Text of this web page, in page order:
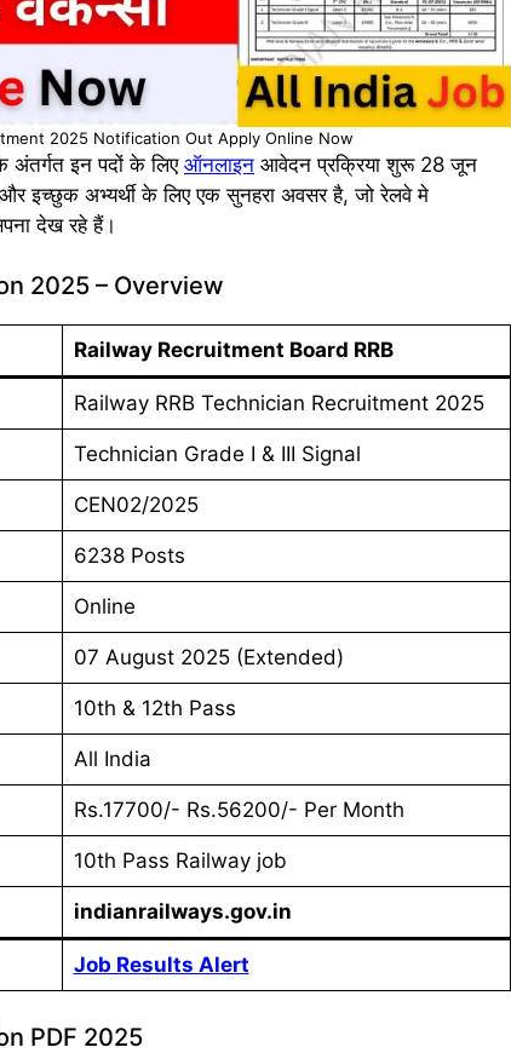
2025 Notification Out Apply Online Now
के अंतर्गत इन पदों के लिए ऑनलाइन आवेदन प्रक्रिया शुरू 28 जून
इच्छुक अभ्यर्थी के लिए एक सुनहरा अवसर है, जो रेलवे मे
देख रहे हैं।
2025 – Overview
Railway Recruitment Board RRB
Railway RRB Technician Recruitment 2025
Technician Grade I & III Signal
CEN02/2025
6238 Posts
Online
07 August 2025 (Extended)
10th & 12th Pass
All India
Rs.17700/- Rs.56200/- Per Month
10th Pass Railway job
indianrailways.gov.in
Job Results Alert
PDF 2025